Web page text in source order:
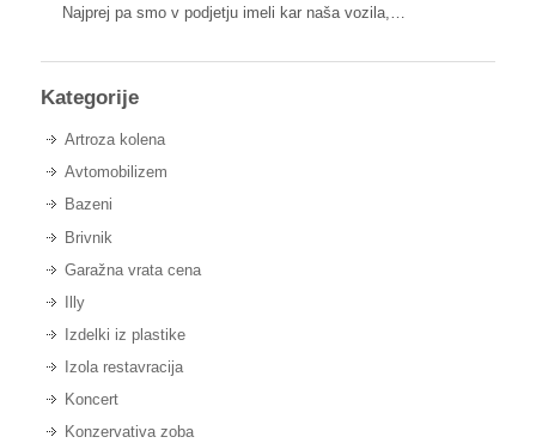
Najprej pa smo v podjetju imeli kar naša vozila,…
Kategorije
Artroza kolena
Avtomobilizem
Bazeni
Brivnik
Garažna vrata cena
Illy
Izdelki iz plastike
Izola restavracija
Koncert
Konzervativa zoba